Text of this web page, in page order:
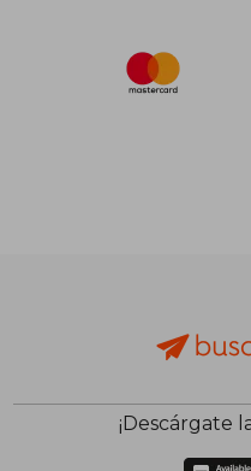
¡Descárgate